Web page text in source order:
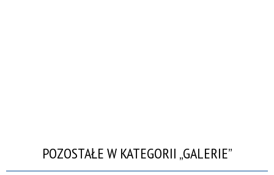
POZOSTAŁE W KATEGORII „GALERIE”